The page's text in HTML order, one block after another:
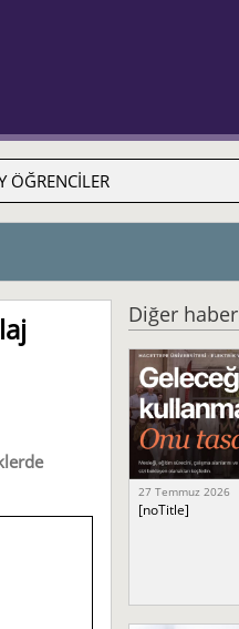
ÖĞRENCİLER
Diğer
27 Temmuz 2026
[noTitle]